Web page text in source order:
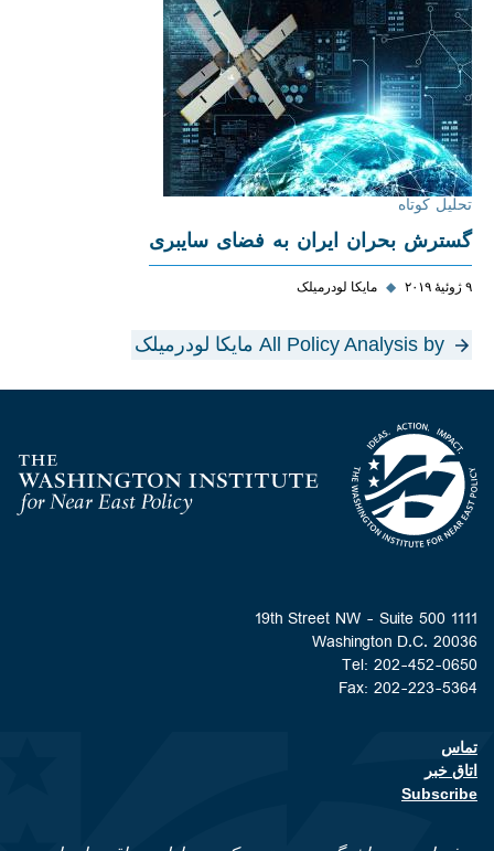
تحلیل کوتاه
گسترش بحران ایران به فضای سایبری
۹ ژوئیهٔ ۲۰۱۹ ◆ مايکا لودرمیلک
All Policy Analysis by مايکا لودرمیلک
Homepage
1111 19th Street NW - Suite 500
Washington D.C. 20036
Tel: 202-452-0650
Fax: 202-223-5364
Footer contact links
تماس
اتاق خبر
Subscribe